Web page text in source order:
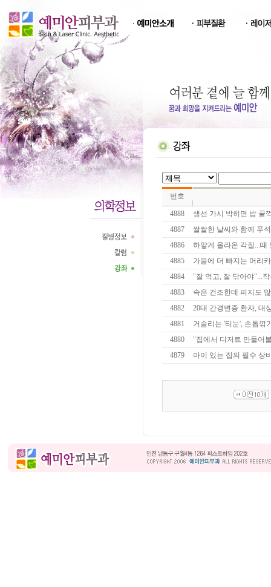
번호
4888
생선 가시 박히면 밥 꿀
4887
쌀쌀한 날씨와 함께 푸
4886
하얗게 올라온 각질...때
4885
가을에 더 빠지는 머리
4884
"잘 먹고, 잘 닦아야"...
4883
속은 건조한데 피지도
4882
20대 간경변증 환자, 대
4881
거슬리는 '티눈', 손톱깎
4880
"집에서 디저트 만들어
4879
아이 있는 집의 필수 상